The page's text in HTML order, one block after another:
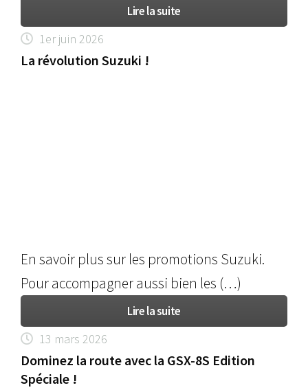
Lire la suite
1er juin 2026
La révolution Suzuki !
En savoir plus sur les promotions Suzuki.
Pour accompagner aussi bien les (…)
Lire la suite
13 mars 2026
Dominez la route avec la GSX-8S Edition
Spéciale !